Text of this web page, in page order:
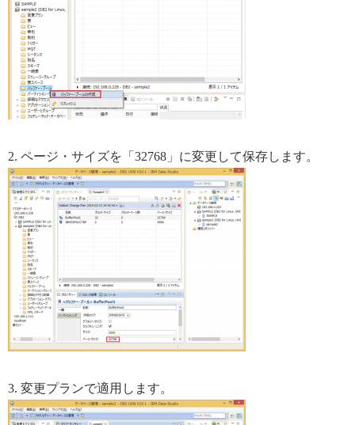
2. ページ・サイズを「32768」に変更して保存します。
3. 変更プランで適用します。